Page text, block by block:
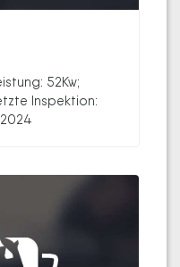
52Kw;
Inspektion: